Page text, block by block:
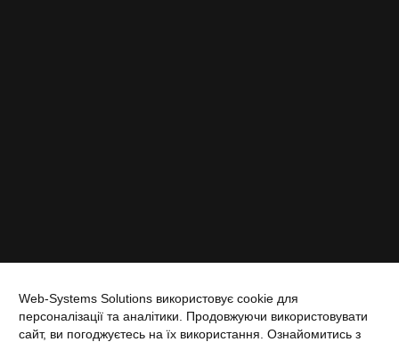
Web-Systems Solutions використовує cookie для
персоналізації та аналітики. Продовжуючи використовувати
сайт, ви погоджуєтесь на їх використання. Ознайомитись з